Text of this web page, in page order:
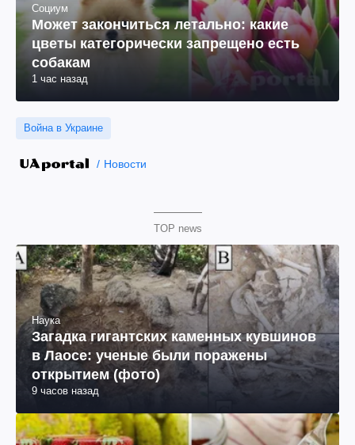
Социум
Может закончиться летально: какие
цветы категорически запрещено есть
собакам
1 час назад
Война в Украине
Новости
TOP news
Наука
Загадка гигантских каменных кувшинов
в Лаосе: ученые были поражены
открытием (фото)
9 часов назад